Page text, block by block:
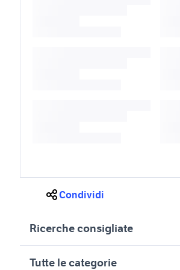
Condividi
Ricerche consigliate
Tutte le categorie